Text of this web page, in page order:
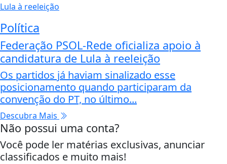
Política
Federação PSOL-Rede oficializa apoio à
candidatura de Lula à reeleição
Os partidos já haviam sinalizado esse
posicionamento quando participaram da
convenção do PT, no último...
Descubra Mais
Não possui uma conta?
Você pode ler matérias exclusivas, anunciar
classificados e muito mais!